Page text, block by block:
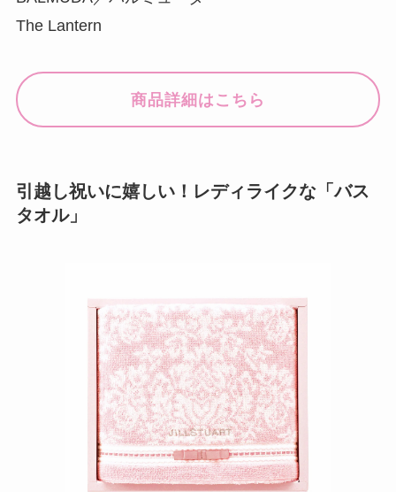
The Lantern
商品詳細はこちら
引越し祝いに嬉しい！レディライクな「バス
タオル」